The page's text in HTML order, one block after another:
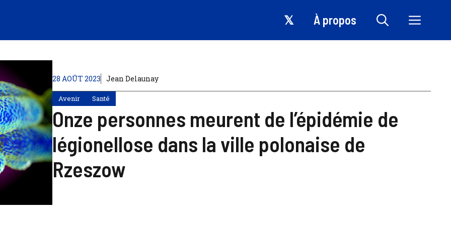
𝕏 À propos
28 AOÛT 2023 Jean Delaunay
Avenir Santé
Onze personnes meurent de l’épidémie de
légionellose dans la ville polonaise de
Rzeszow